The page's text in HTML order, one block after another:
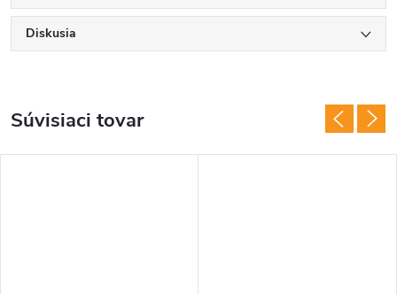
Diskusia
Súvisiaci tovar